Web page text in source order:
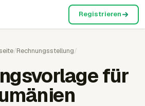
Registrieren
/Rechnungsstellung/
für